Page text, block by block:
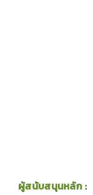
ผู้สนับสนุนหลัก :